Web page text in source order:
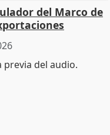
del Marco de